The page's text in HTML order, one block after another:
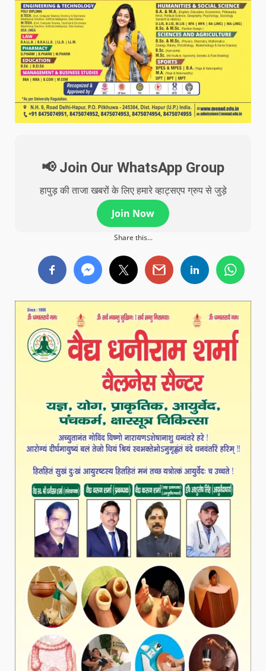
📢 Join Our WhatsApp Group
हापुड़ की ताजा खबरों के लिए हमारे व्हाट्सएप ग्रुप से जुड़े
Join Now
Share this...